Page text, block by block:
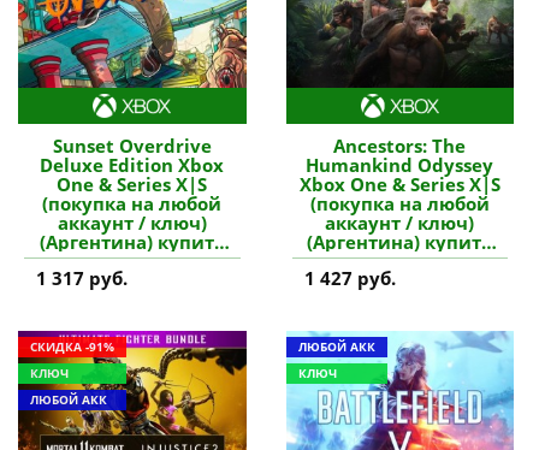
Sunset Overdrive
Deluxe Edition Xbox
One & Series X|S
(покупка на любой
аккаунт / ключ)
(Аргентина) купить
игру
1 317 руб.
Ancestors: The
Humankind Odyssey
Xbox One & Series X|S
(покупка на любой
аккаунт / ключ)
(Аргентина) купить
игру
1 427 руб.
СКИДКА -91%
КЛЮЧ
ЛЮБОЙ АКК
ЛЮБОЙ АКК
КЛЮЧ